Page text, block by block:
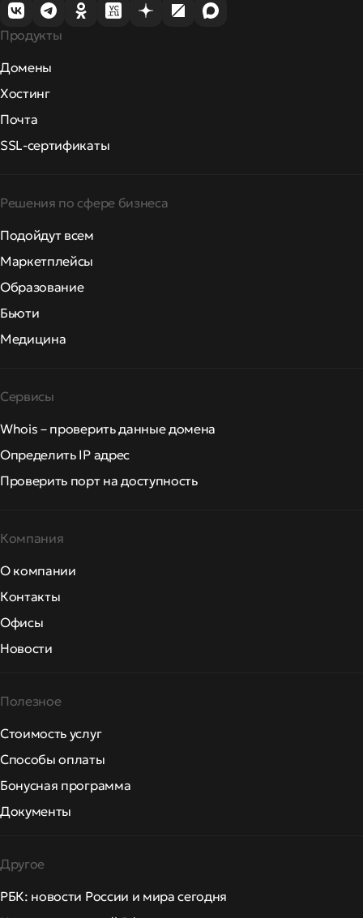
Продукты
Домены
Хостинг
Почта
SSL-сертификаты
Решения по сфере бизнеса
Подойдут всем
Маркетплейсы
Образование
Бьюти
Медицина
Сервисы
Whois – проверить данные домена
Определить IP адрес
Проверить порт на доступность
Компания
О компании
Контакты
Офисы
Новости
Полезное
Стоимость услуг
Способы оплаты
Бонусная программа
Документы
Другое
РБК: новости России и мира сегодня